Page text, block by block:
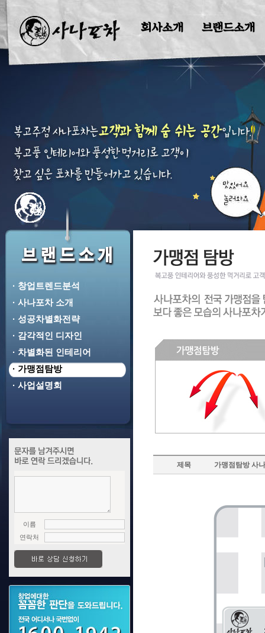
회사소개 브랜드소개 창
· 창업트렌드분석
· 사나포차 소개
· 성공차별화전략
· 감각적인 디자인
· 차별화된 인테리어
· 가맹점탐방
· 사업설명회
이름
연락처
제목 가맹점탐방 사